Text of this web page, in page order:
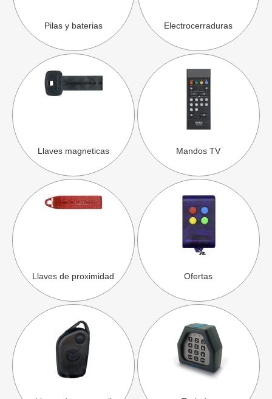
Pilas y baterias Electrocerraduras
Llaves magneticas Mandos TV
Llaves de proximidad Ofertas